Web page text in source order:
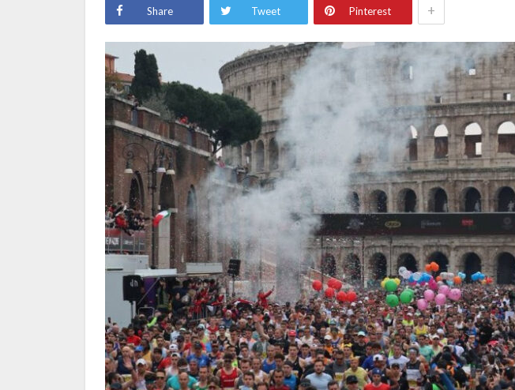
Share Tweet Pinterest +